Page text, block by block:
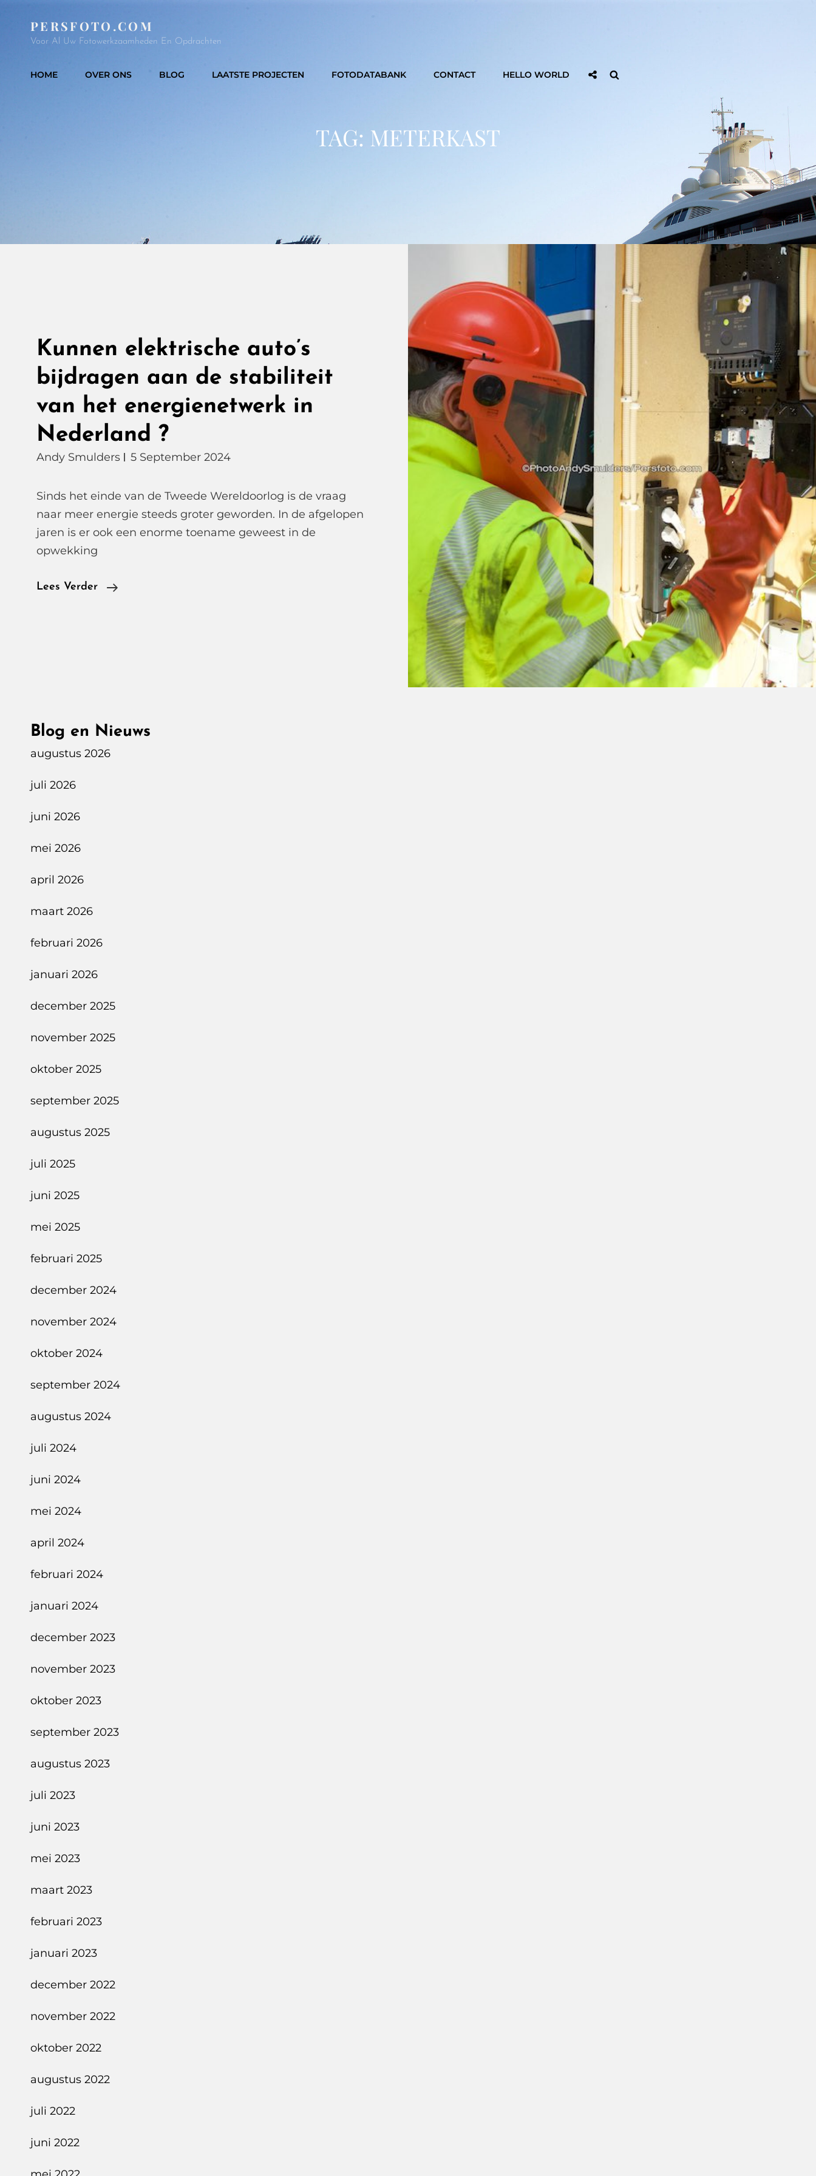
PERSFOTO.COM
Voor Al Uw Fotowerkzaamheden En Opdrachten
HOME OVER ONS BLOG LAATSTE PROJECTEN FOTODATABANK CONTACT HELLO WORLD
Sociaal
TAG: METERKAST
Kunnen elektrische auto’s
bijdragen aan de stabiliteit
van het energienetwerk in
Nederland ?
Andy Smulders 5 September 2024
Sinds het einde van de Tweede Wereldoorlog is de vraag
naar meer energie steeds groter geworden. In de afgelopen
jaren is er ook een enorme toename geweest in de
opwekking
Lees Verder
Kunnen
Het
Blog en Nieuws
augustus 2026
juli 2026
juni 2026
mei 2026
april 2026
maart 2026
februari 2026
januari 2026
december 2025
november 2025
oktober 2025
september 2025
augustus 2025
juli 2025
juni 2025
mei 2025
februari 2025
december 2024
november 2024
oktober 2024
september 2024
augustus 2024
juli 2024
juni 2024
mei 2024
april 2024
februari 2024
januari 2024
december 2023
november 2023
oktober 2023
september 2023
augustus 2023
juli 2023
juni 2023
mei 2023
maart 2023
februari 2023
januari 2023
december 2022
november 2022
oktober 2022
augustus 2022
juli 2022
juni 2022